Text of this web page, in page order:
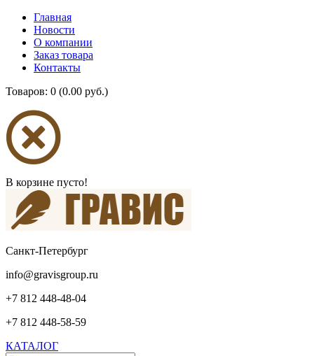
Главная
Новости
О компании
Заказ товара
Контакты
Товаров: 0 (0.00 руб.)
В корзине пусто!
Санкт-Петербург
info@gravisgroup.ru
+7 812 448-48-04
+7 812 448-58-59
КАТАЛОГ